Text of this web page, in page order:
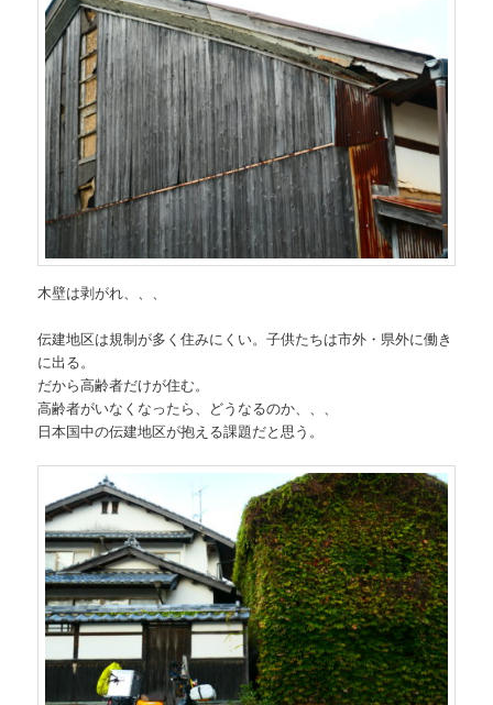
木壁は剥がれ、、、
伝建地区は規制が多く住みにくい。子供たちは市外・県外に働き
に出る。
だから高齢者だけが住む。
高齢者がいなくなったら、どうなるのか、、、
日本国中の伝建地区が抱える課題だと思う。